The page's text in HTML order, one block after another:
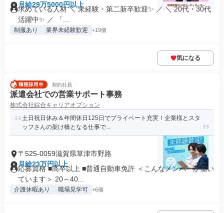
月給29万5000円以上
求めている人材 ＼ 未経験・第二新卒歓迎✨ ／ ＼ 20代・30代
活躍中✨ ／ 「...
制服あり 業界未経験歓迎 +19個
気になる
契約社員
派遣会社での営業サポート事務
株式会社綜合キャリアオプション
土日祝日休み＆年間休日125日でプライベート充実！企業様とスタ
ッフさんの架け橋となる仕事で...
〒525-0059滋賀県草津市野路
月給23万円以上
応募資格 ■高卒以上 ■普通自動車免許 ＜こんなメンバーが働い
ています＞ 20～40...
介護休暇あり 職場見学可 +6個